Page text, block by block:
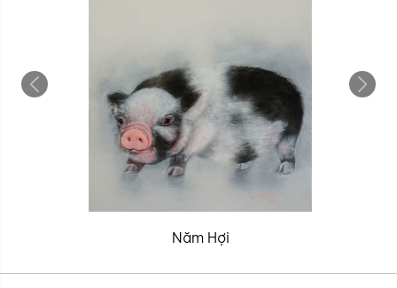
Năm Hợi